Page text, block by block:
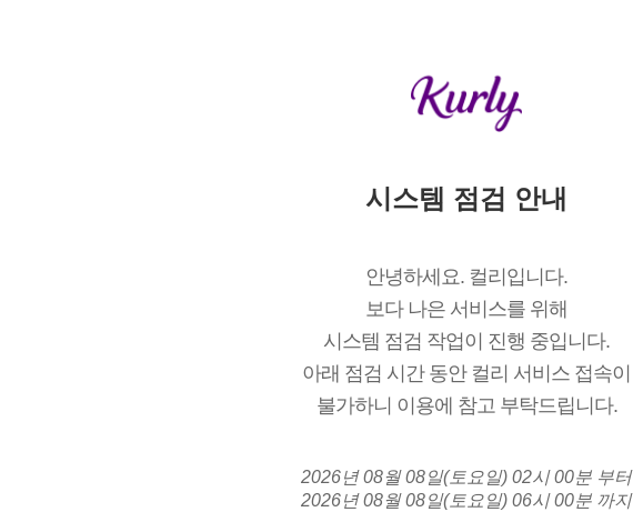
시스템 점검 안내
안녕하세요. 컬리입니다.
보다 나은 서비스를 위해
시스템 점검 작업이 진행 중입니다.
아래 점검 시간 동안 컬리 서비스 접속이
불가하니 이용에 참고 부탁드립니다.
2026년 08월 08일(토요일) 02시 00분 부터
2026년 08월 08일(토요일) 06시 00분 까지